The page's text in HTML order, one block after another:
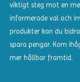
viktigt steg mot en
informerade val och
produkter kan du
spara pengar. Kom
mer hållbar framtid.